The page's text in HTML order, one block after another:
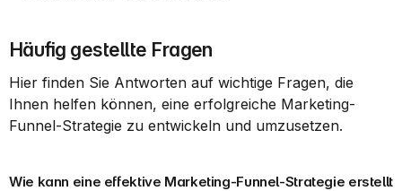
Häufig gestellte Fragen
Hier finden Sie Antworten auf wichtige Fragen, die
Ihnen helfen können, eine erfolgreiche Marketing-
Funnel-Strategie zu entwickeln und umzusetzen.
Wie kann eine effektive Marketing-Funnel-Strategie erstellt